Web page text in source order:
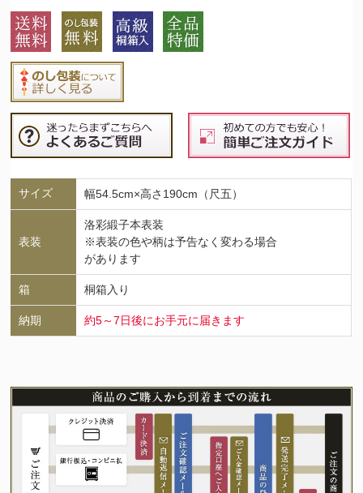
サイズ 幅54.5cm×高さ190cm（尺五）
表装
洛彩緞子本表装
※表装の色や柄は予告なく変わる場合
があります
箱 桐箱入り
納期 約5～7日後にお手元に届きます